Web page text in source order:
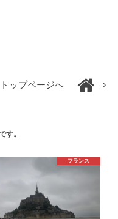
トップページへ
す。
フランス